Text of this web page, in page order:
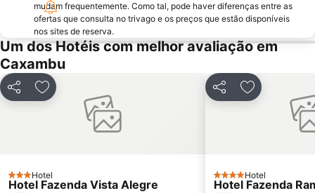
mudam frequentemente. Como tal, pode haver diferenças entre as
ofertas que consulta no trivago e os preços que estão disponíveis
nos sites de reserva.
Um dos Hotéis com melhor avaliação em
Caxambu
PartilharAdicionar aos favoritos
3 Estrelas
Hotel
Hotel Fazenda Vista Alegre
PartilharAdicionar
4 Estrelas
Hotel
Hotel Fazenda